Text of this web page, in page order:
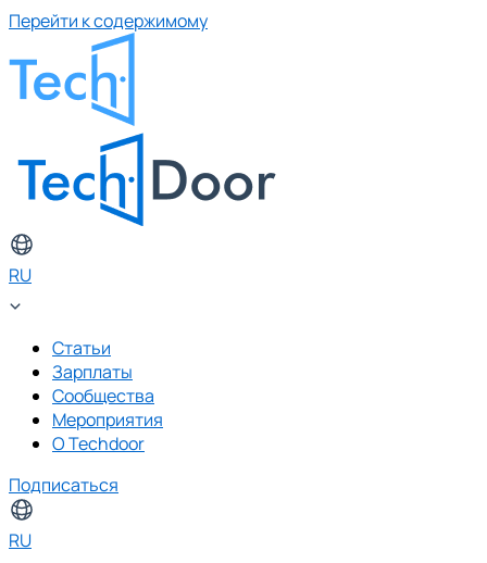
Перейти к содержимому
RU
Статьи
Зарплаты
Сообщества
Мероприятия
О Techdoor
Подписаться
RU